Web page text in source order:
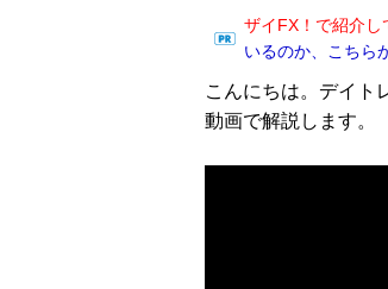
ザイFX！で紹介し
いるのか、こちら
こんにちは。デイト
動画で解説します。